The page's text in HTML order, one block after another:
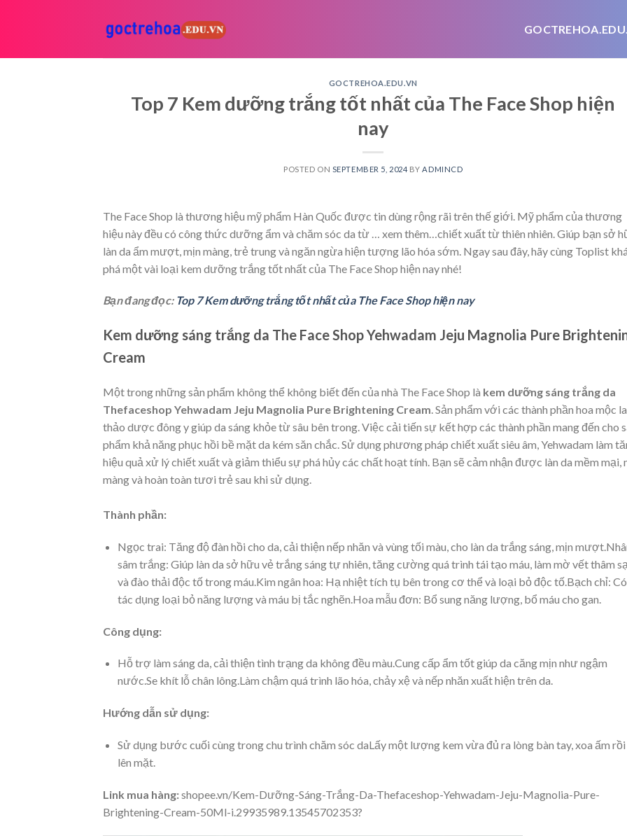
GOCTREHOA.EDU.VN
Top 7 Kem dưỡng trắng tốt nhất của The Face Shop hiện
nay
POSTED ON SEPTEMBER 5, 2024 BY ADMINCD
The Face Shop là thương hiệu mỹ phẩm Hàn Quốc được tin dùng rộng rãi trên thế giới. Mỹ phẩm của thương
hiệu này đều có công thức dưỡng ẩm và chăm sóc da từ
… xem thêm… chiết xuất từ thiên nhiên. Giúp bạn sở
làn da ẩm mượt, mịn màng, trẻ trung và ngăn ngừa hiện tượng lão hóa sớm. Ngay sau đây, hãy cùng Toplist
phá một vài loại kem dưỡng trắng tốt nhất của The Face Shop hiện nay nhé!
Bạn đang đọc: Top 7 Kem dưỡng trắng tốt nhất của The Face Shop hiện nay
Kem dưỡng sáng trắng da The Face Shop Yehwadam Jeju Magnolia Pure
Cream
Một trong những sản phẩm không thể không biết đến của nhà The Face Shop là kem dưỡng sáng trắng da
Thefaceshop Yehwadam Jeju Magnolia Pure Brightening Cream. Sản phẩm với các thành phần hoa mộc
thảo dược đông y giúp da sáng khỏe từ sâu bên trong. Việc cải tiến sự kết hợp các thành phần mang đến cho
phẩm khả năng phục hồi bề mặt da kém săn chắc. Sử dụng phương pháp chiết xuất siêu âm, Yehwadam làm
hiệu quả xử lý chiết xuất và giảm thiểu sự phá hủy các chất hoạt tính. Bạn sẽ cảm nhận được làn da mềm mại,
màng và hoàn toàn tươi trẻ sau khi sử dụng.
Thành phần:
Ngọc trai: Tăng độ đàn hồi cho da, cải thiện nếp nhăn và vùng tối màu, cho làn da trắng sáng, mịn
sâm trắng: Giúp làn da sở hữu vẻ trắng sáng tự nhiên, tăng cường quá trình tái tạo máu, làm mờ vết thâm
và đào thải độc tố trong máu.Kim ngân hoa: Hạ nhiệt tích tụ bên trong cơ thể và loại bỏ độc tố.Bạch chỉ: Có
tác dụng loại bỏ năng lượng và máu bị tắc nghẽn.Hoa mẫu đơn: Bổ sung năng lượng, bổ máu cho gan.
Công dụng:
Hỗ trợ làm sáng da, cải thiện tình trạng da không đều màu.Cung cấp ẩm tốt giúp da căng mịn như ngậm
nước.Se khít lỗ chân lông.Làm chậm quá trình lão hóa, chảy xệ và nếp nhăn xuất hiện trên da.
Hướng dẫn sử dụng:
Sử dụng bước cuối cùng trong chu trình chăm sóc daLấy một lượng kem vừa đủ ra lòng bàn tay, xoa ấm rồi
lên mặt.
Link mua hàng:shopee.vn/Kem-Dưỡng-Sáng-Trắng-Da-Thefaceshop-Yehwadam-Jeju-Magnolia-Pure-
Brightening-Cream-50Ml-i.29935989.13545702353?